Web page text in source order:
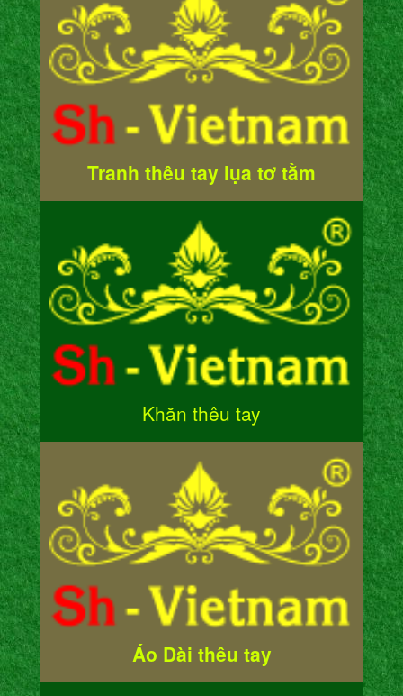
Tranh thêu tay lụa tơ tằm
Khăn thêu tay
Áo Dài thêu tay